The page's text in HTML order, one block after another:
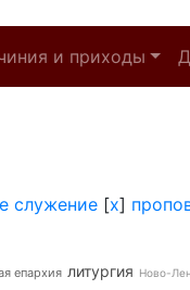
и приходы
служение [x]
епархия литургия Ново-